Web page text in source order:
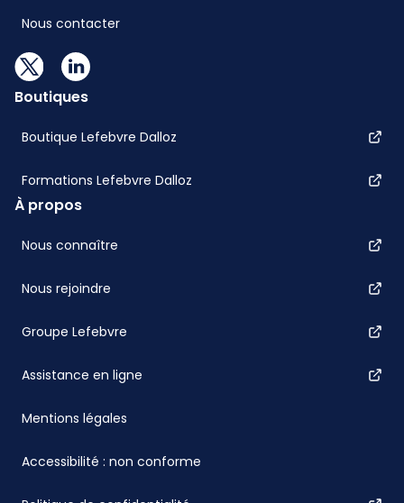
Nous contacter
Boutiques
Boutique Lefebvre Dalloz
Formations Lefebvre Dalloz
À propos
Nous connaître
Nous rejoindre
Groupe Lefebvre
Assistance en ligne
Mentions légales
Accessibilité : non conforme